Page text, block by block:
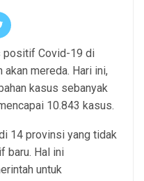
positif Covid-19 di
mereda. Hari ini,
kasus sebanyak
10.843 kasus.
14 provinsi yang tidak
baru. Hal ini
untuk